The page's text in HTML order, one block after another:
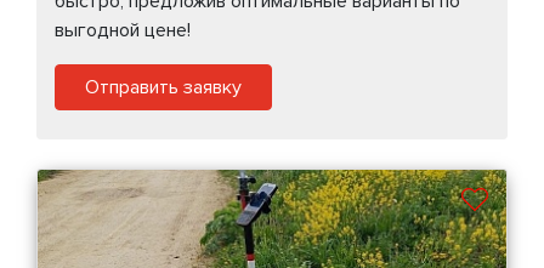
выгодной цене!
Отправить заявку